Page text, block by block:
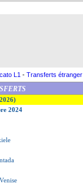
L1 - Transferts étranger
2024